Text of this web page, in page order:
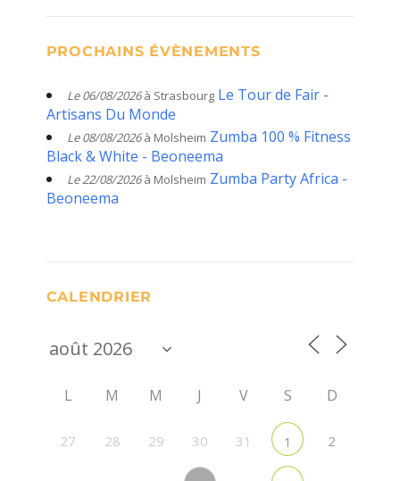
PROCHAINS ÉVÈNEMENTS
Le 06/08/2026à Strasbourg Le Tour de Fair -
Artisans Du Monde
Le 08/08/2026à Molsheim Zumba 100 % Fitness
Black & White - Beoneema
Le 22/08/2026à Molsheim Zumba Party Africa -
Beoneema
CALENDRIER
L M M J V S D
27 28 29 30 31 1 2